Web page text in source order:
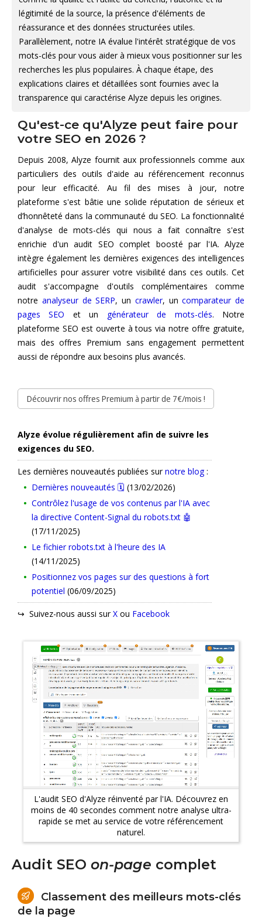
légitimité de la source, la présence d'éléments de
réassurance et des données structurées utiles.
Parallèlement, notre IA évalue l'intérêt stratégique de vos
mots-clés pour vous aider à mieux vous positionner sur les
recherches les plus populaires. À chaque étape, des
explications claires et détaillées sont fournies avec la
transparence qui caractérise Alyze depuis les origines.
Qu'est-ce qu'Alyze peut faire pour
votre SEO en 2026 ?
Depuis 2008, Alyze fournit aux professionnels comme aux
particuliers des outils d'aide au référencement reconnus
pour leur efficacité. Au fil des mises à jour, notre
plateforme s'est bâtie une solide réputation de sérieux et
d’honnêteté dans la communauté du SEO. La fonctionnalité
d'analyse de mots-clés qui nous a fait connaître s'est
enrichie d'un audit SEO complet boosté par l'IA. Alyze
intègre également les dernières exigences des intelligences
artificielles pour assurer votre visibilité dans ces outils. Cet
audit s'accompagne d'outils complémentaires comme
notre analyseur de SERP, un crawler, uncomparateur de
pages SEO et un générateur de mots-clés. Notre
plateforme SEO est ouverte à tous via notre offre gratuite,
mais des offres Premium sans engagement permettent
aussi de répondre aux besoins plus avancés.
Découvrir nos offres Premium à partir de 7€/mois !
Alyze évolue régulièrement afin de suivre les
exigences du SEO.
Les dernières nouveautés publiées surnotre blog:
Dernières nouveautés 🗓️ (13/02/2026)
Contrôlez l'usage de vos contenus par l'IA avec
la directive Content-Signal du robots.txt 🤖
(17/11/2025)
Le fichier robots.txt à l'heure des IA
(14/11/2025)
Positionnez vos pages sur des questions à fort
potentiel (06/09/2025)
↪ Suivez-nous aussi surX ou Facebook
L'audit SEO d'Alyze réinventé par l'IA. Découvrez en
moins de 40 secondes comment notre analyse ultra-
rapide se met au service de votre référencement
naturel.
Audit SEO on-page complet
Classement des meilleurs mots-clés
de la page